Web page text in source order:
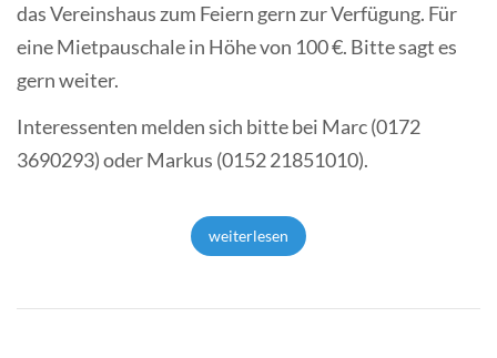
das Vereinshaus zum Feiern gern zur Verfügung. Für
eine Mietpauschale in Höhe von 100 €. Bitte sagt es
gern weiter.
Interessenten melden sich bitte bei Marc (0172
3690293) oder Markus (0152 21851010).
weiterlesen